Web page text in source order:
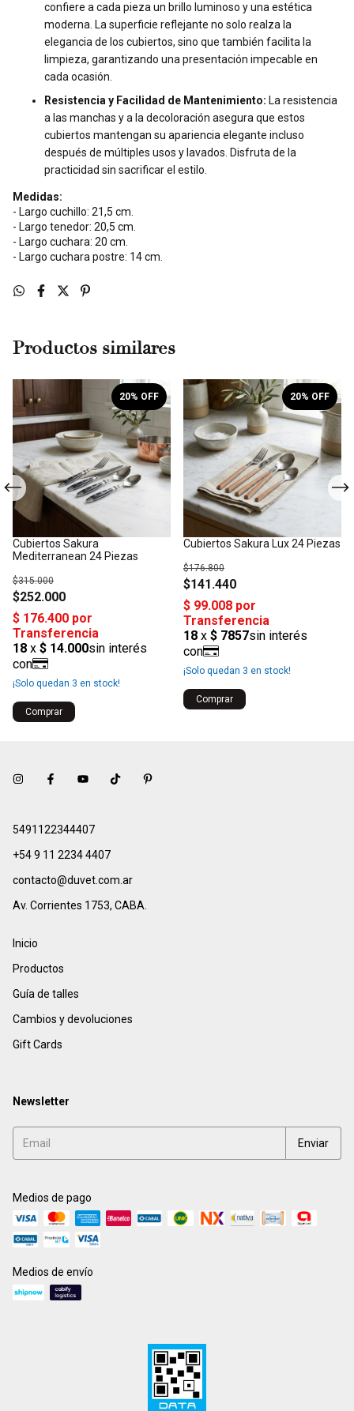
confiere a cada pieza un brillo luminoso y una estética
moderna. La superficie reflejante no solo realza la
elegancia de los cubiertos, sino que también facilita la
limpieza, garantizando una presentación impecable en
cada ocasión.
Resistencia y Facilidad de Mantenimiento: La resistencia
a las manchas y a la decoloración asegura que estos
cubiertos mantengan su apariencia elegante incluso
después de múltiples usos y lavados. Disfruta de la
practicidad sin sacrificar el estilo.
Medidas:
- Largo cuchillo: 21,5 cm.
- Largo tenedor: 20,5 cm.
- Largo cuchara: 20 cm.
- Largo cuchara postre: 14 cm.
Productos similares
Cubiertos Sakura
Mediterranean 24 Piezas
$252.000
$315.000
20% OFF
¡Solo quedan 3 en stock!
Comprar
Cubiertos Sakura Lux 24 Piezas
$141.440
$176.800
20% OFF
¡Solo quedan 3 en stock!
Comprar
5491122344407
+54 9 11 2234 4407
contacto@duvet.com.ar
Av. Corrientes 1753, CABA.
Inicio
Productos
Guía de talles
Cambios y devoluciones
Gift Cards
Newsletter
Medios de pago
Medios de envío